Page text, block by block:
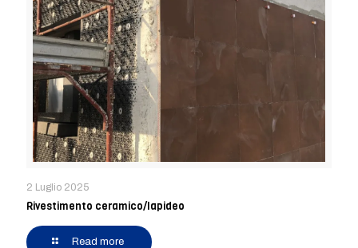
2 Luglio 2025
Rivestimento ceramico/lapideo
Read more